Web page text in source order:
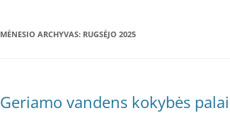
MĖNESIO ARCHYVAS: RUGSĖJO 2025
Geriamo vandens kokybės